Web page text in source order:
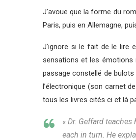
J’avoue que la forme du
Paris, puis en Allemagne,
J’ignore si le fait de le lire
sensations et les émotions
passage constellé de bulots
l’électronique (son carnet
tous les livres cités ci et là
« Dr. Geffard
each in turn. He